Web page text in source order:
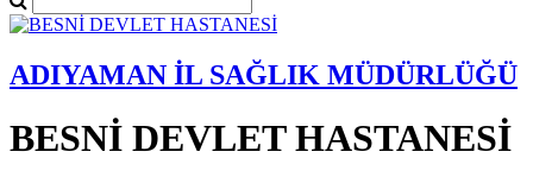
ADIYAMAN İL SAĞLIK MÜDÜRLÜĞÜ
BESNİ DEVLET HASTANESİ